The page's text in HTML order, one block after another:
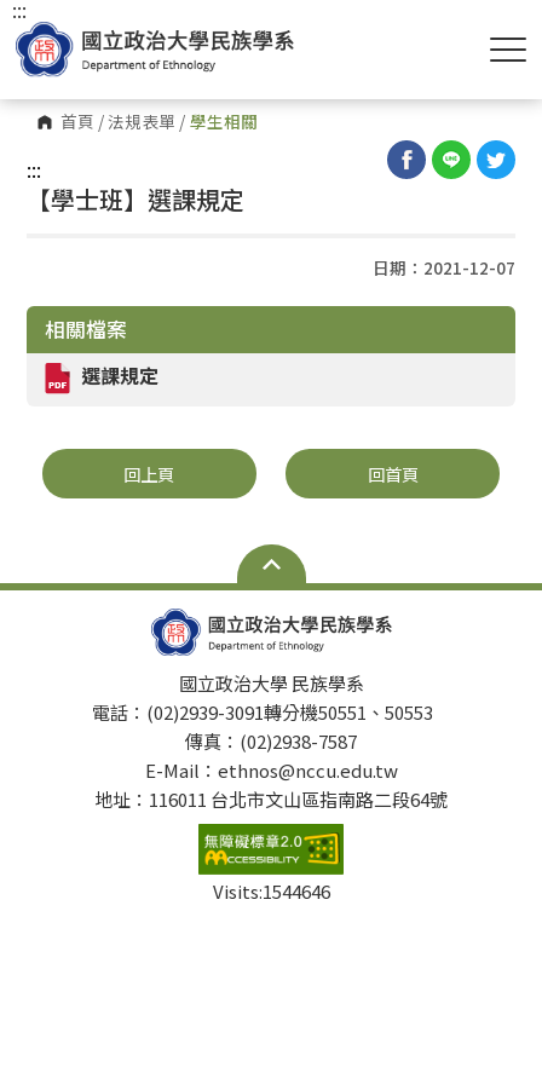
首頁 /法規表單 / 學生相關
:::
:::
【學士班】選課規定
日期：2021-12-07
相關檔案
選課規定
回上頁 回首頁
國立政治大學 民族學系
電話：(02)2939-3091轉分機50551、50553
傳真：(02)2938-7587
E-Mail：ethnos@nccu.edu.tw
地址：116011 台北市文山區指南路二段64號
Visits:1544646